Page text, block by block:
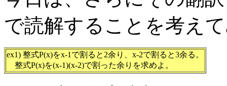
で読解することを考え
ex1) 整式P(x)をx-1で割ると2余り、x-2で割ると3余る。
整式P(x)を(x-1)(x-2)で割った余りを求めよ。